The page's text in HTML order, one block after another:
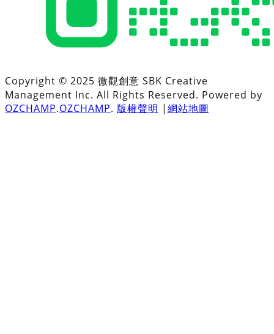
Copyright © 2025 微觀創意 SBK Creative
Management Inc. All Rights Reserved. Powered by
OZCHAMP.OZCHAMP. 版權聲明 | 網站地圖